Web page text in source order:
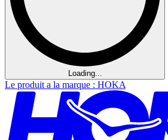
Loading...
Le produit a la marque : HOKA